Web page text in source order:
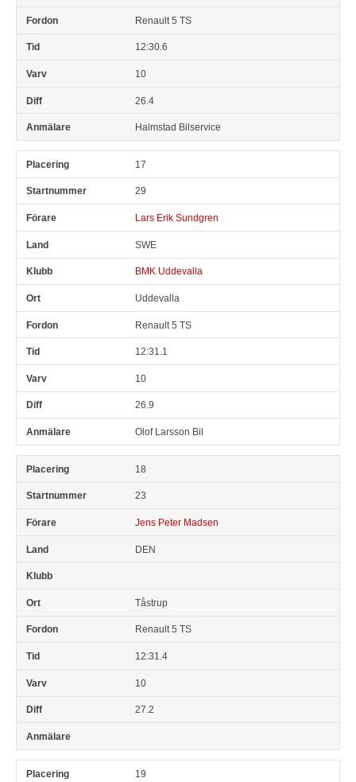
Renault 5 TS
12:30.6
10
26.4
Halmstad Bilservice
17
29
Lars Erik Sundgren
SWE
BMK Uddevalla
Uddevalla
Renault 5 TS
12:31.1
10
26.9
Olof Larsson Bil
18
23
Jens Peter Madsen
DEN
Tåstrup
Renault 5 TS
12:31.4
10
27.2
19